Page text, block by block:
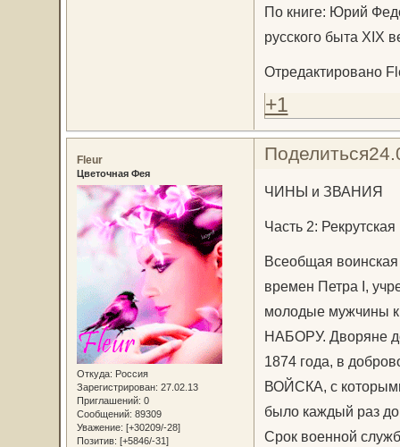
По книге: Юрий
русского быта XIX
Отредактировано
+1
Поделиться
Fleur
Цветочная Фея
Откуда: Россия
Зарегистрирован: 27.02.13
Приглашений: 0
Сообщений: 89309
Уважение: [+30209/-28]
Позитив: [+5846/-31]
ЧИНЫ и ЗВАНИЯ
Часть 2:
Всеобщая воинская
времен Петра I,
молодые мужчины
НАБОРУ. Дворяне
1874 года, в
ВОЙСКА, с
было каждый раз
Срок военной